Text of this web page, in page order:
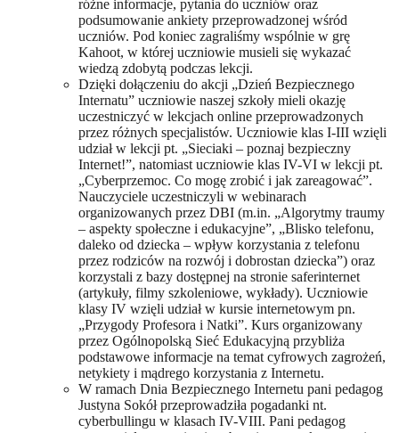
różne informacje, pytania do uczniów oraz
podsumowanie ankiety przeprowadzonej wśród
uczniów. Pod koniec zagraliśmy wspólnie w grę
Kahoot, w której uczniowie musieli się wykazać
wiedzą zdobytą podczas lekcji.
Dzięki dołączeniu do akcji „Dzień Bezpiecznego
Internatu” uczniowie naszej szkoły mieli okazję
uczestniczyć w lekcjach online przeprowadzonych
przez różnych specjalistów. Uczniowie klas I-III wzięli
udział w lekcji pt. „Sieciaki – poznaj bezpieczny
Internet!”, natomiast uczniowie klas IV-VI w lekcji pt.
„Cyberprzemoc. Co mogę zrobić i jak zareagować”.
Nauczyciele uczestniczyli w webinarach
organizowanych przez DBI (m.in. „Algorytmy traumy
– aspekty społeczne i edukacyjne”, „Blisko telefonu,
daleko od dziecka – wpływ korzystania z telefonu
przez rodziców na rozwój i dobrostan dziecka”) oraz
korzystali z bazy dostępnej na stronie saferinternet
(artykuły, filmy szkoleniowe, wykłady). Uczniowie
klasy IV wzięli udział w kursie internetowym pn.
„Przygody Profesora i Natki”. Kurs organizowany
przez Ogólnopolską Sieć Edukacyjną przybliża
podstawowe informacje na temat cyfrowych zagrożeń,
netykiety i mądrego korzystania z Internetu.
W ramach Dnia Bezpiecznego Internetu pani pedagog
Justyna Sokół przeprowadziła pogadanki nt.
cyberbullingu w klasach IV-VIII. Pani pedagog